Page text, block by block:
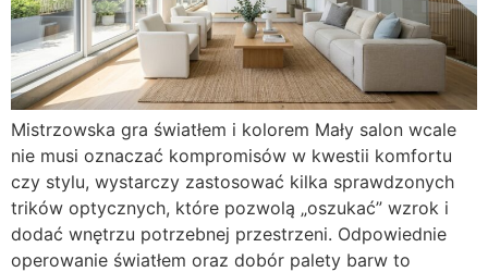
Mistrzowska gra światłem i kolorem Mały salon wcale
nie musi oznaczać kompromisów w kwestii komfortu
czy stylu, wystarczy zastosować kilka sprawdzonych
trików optycznych, które pozwolą „oszukać” wzrok i
dodać wnętrzu potrzebnej przestrzeni. Odpowiednie
operowanie światłem oraz dobór palety barw to